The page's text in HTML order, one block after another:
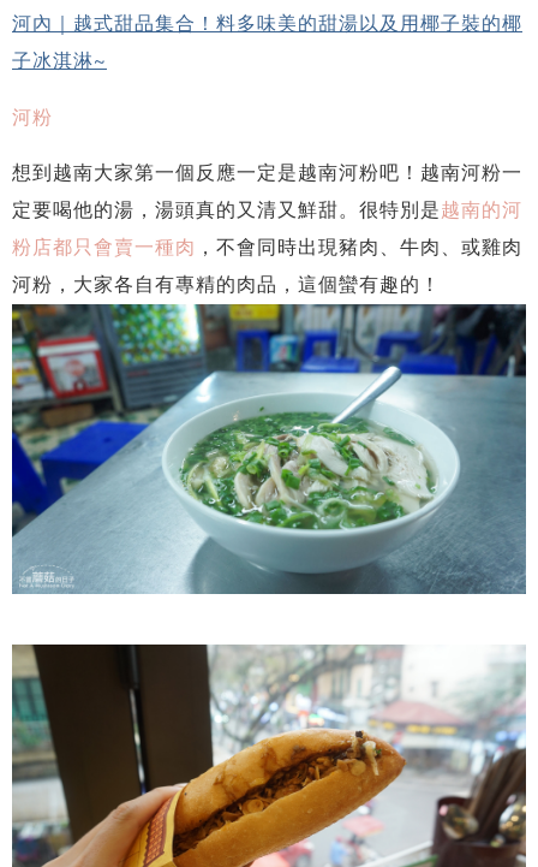
河內｜越式甜品集合！料多味美的甜湯以及用椰子裝的椰
子冰淇淋~
河粉
想到越南大家第一個反應一定是越南河粉吧！越南河粉一
定要喝他的湯，湯頭真的又清又鮮甜。很特別是越南的河
粉店都只會賣一種肉 ，不會同時出現豬肉、牛肉、或雞肉
河粉，大家各自有專精的肉品，這個蠻有趣的！